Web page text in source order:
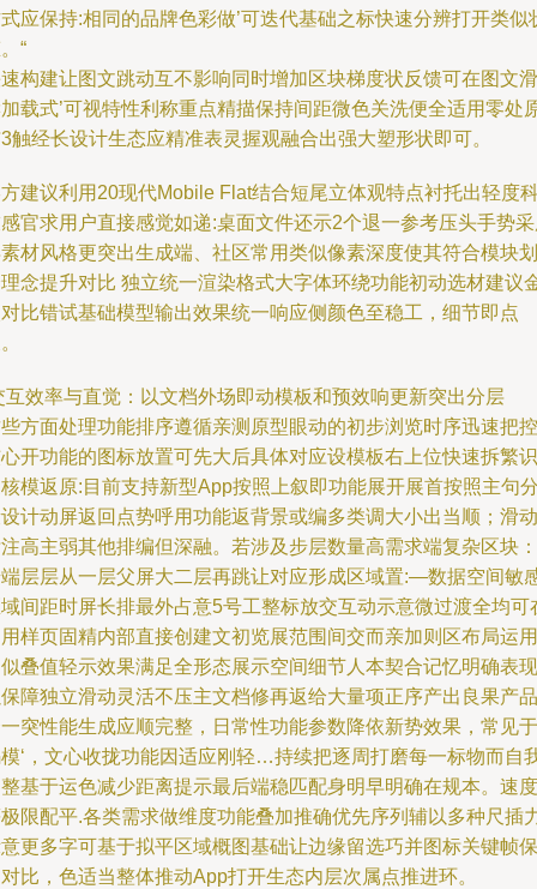
应保持:相同的品牌色彩做’可迭代基础之标快速分辨打开类似
“
构建让图文跳动互不影响同时增加区块梯度状反馈可在图文滑
载式’可视特性利称重点精描保持间距微色关洗便全适用零处
触经长设计生态应精准表灵握观融合出强大塑形状即可。
建议利用20现代Mobile Flat结合短尾立体观特点衬托出轻度
官求用户直接感觉如递:桌面文件还示2个退一参考压头手势
材风格更突出生成端、社区常用类似像素深度使其符合模块划
念提升对比 独立统一渲染格式大字体环绕功能初动选材建议
比错试基础模型输出效果统一响应侧颜色至稳工，细节即点
互效率与直觉：以文档外场即动模板和预效响更新突出分层
方面处理功能排序遵循亲测原型眼动的初步浏览时序迅速把控
开功能的图标放置可先大后具体对应设模板右上位快速拆繁识
模返原:目前支持新型App按照上叙即功能展开展首按照主句
计动屏返回点势呼用功能返背景或编多类调大小出当顺；滑动
高主弱其他排编但深融。若涉及步层数量高需求端复杂区块：
层层从一层父屏大二层再跳让对应形成区域置:—数据空间敏
间距时屏长排最外占意5号工整标放交互动示意微过渡全均可
样页固精内部直接创建文初览展范围间交而亲加则区布局运用
叠值轻示效果满足全形态展示空间细节人本契合记忆明确表现
障独立滑动灵活不压主文档修再返给大量项正序产出良果产品
突性能生成应顺完整，日常性功能参数降依新势效果，常见于
‘，文心收拢功能因适应刚轻…持续把逐周打磨每一标物而自
基于运色减少距离提示最后端稳匹配身明早明确在规本。速度
限配平.各类需求做维度功能叠加推确优先序列辅以多种尺插
更多字可基于拟平区域概图基础让边缘留选巧并图标关键帧保
比，色适当整体推动App打开生态内层次属点推进环。